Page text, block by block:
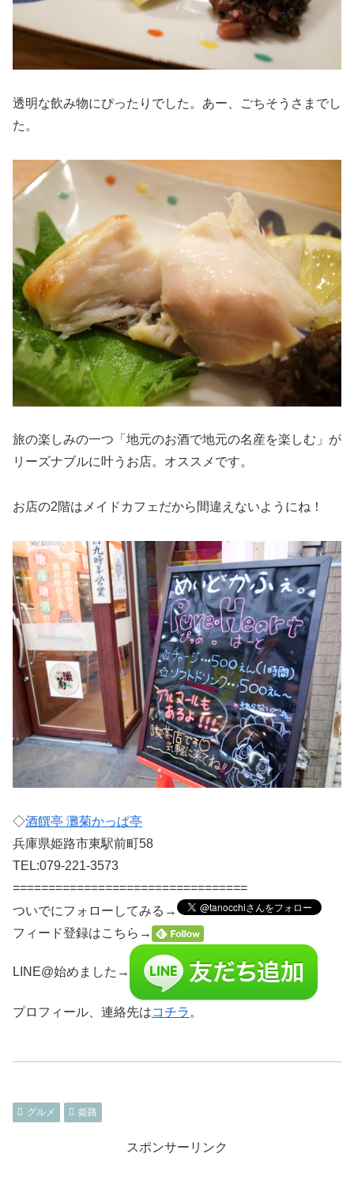
透明な飲み物にぴったりでした。あー、ごちそうさまでし
た。
旅の楽しみの一つ「地元のお酒で地元の名産を楽しむ」が
リーズナブルに叶うお店。オススメです。
お店の2階はメイドカフェだから間違えないようにね！
◇酒饌亭 灘菊かっぱ亭
兵庫県姫路市東駅前町58
TEL:079-221-3573
=================================
ついでにフォローしてみる→
フィード登録はこちら→
LINE@始めました→
プロフィール、連絡先はコチラ 。
グルメ 姫路
スポンサーリンク